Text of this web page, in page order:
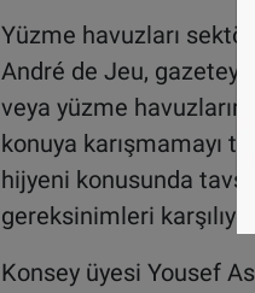
Yüzme havuzları
André de Jeu,
veya yüzme
konuya karışmamayı
hijyeni konusunda
gereksinimleri
Konsey üyesi Yousef